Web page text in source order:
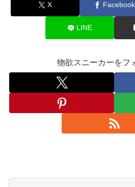
X Facebook
LINE
物欲スニーカーをフ